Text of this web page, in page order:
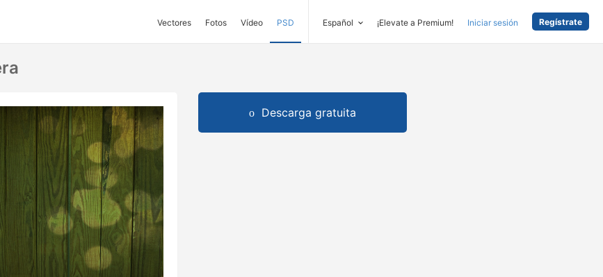
Vectores Fotos Vídeo PSD Español ¡Elevate a Premium! Iniciar sesión Regístrate
Descarga gratuita